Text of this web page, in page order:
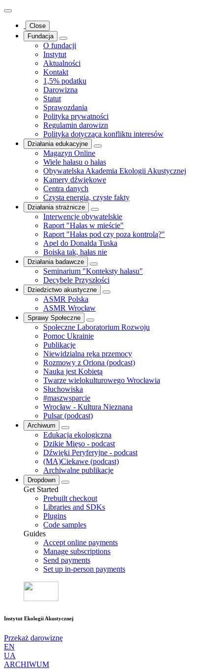
Close
Fundacja
O fundacji
Instytut
Aktualności
Kontakt
1,5% podatku
Darowizna
Statut
Sprawozdania
Polityka prywatności
Regulamin darowizn
Polityka dotycząca konfliktu interesów
Działania edukacyjne
Magazyn Online
Wiele hałasu o hałas
Obywatelska Akademia Ekologii Akustycznej
Kamery dźwiękowe
Centra danych
Czysta energia, czyste fakty
Działania strażnicze
Interwencje obywatelskie
Raport "Hałas w mieście"
Raport "Hałas pod czy poza kontrolą?"
Apel do Donalda Tuska
Boiska tak, hałas nie
Działania badawcze
Seminarium "Konteksty hałasu"
Decybele Przyszłości
Dziedzictwo akustyczne
ASMR Polska
ASMR Wrocław
Sprawy Społeczne
Społeczne Laboratorium Rozwoju
Pomoc Ukrainie
Publikacje
Niewidzialna ręka przemocy
Rozmowy z Oriona (podcast)
Nauka jest Kobietą
Twarze wielokulturowego Wrocławia
Słuchowiska
#maszwsparcie
Wrocław - Kultura Nieznana
Pulsar (podcast)
Archiwum
Edukacja ekologiczna
Dzikie Mięso - podcast
Dźwięki Peryferyjne - podcast
(MA)Ciekawe (podcast)
Archiwalne publikacje
Dropdown
Get Started
Prebuilt checkout
Libraries and SDKs
Plugins
Code samples
Guides
Accept online payments
Manage subscriptions
Send payments
Set up in-person payments
Instytut Ekologii Akustycznej
Przekaż darowiznę
EN
UA
ARCHIWUM